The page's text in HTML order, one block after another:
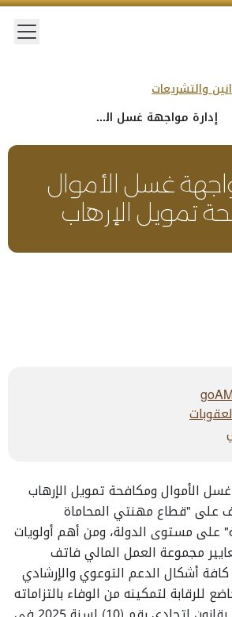
والتشريعات
إدارة مواجهة غسل الأموال ومكافحة تمويل الإرهاب
غسل الأموال
تمويل الإرهاب
الأموال ومكافحة تمويل الإرهاب
على "قطاع مهنتي المحاماة
على مستوى الدولة، ومن أهم أولويات
مجموعة العمل المالي فاتف
أشكال الدعم التوعوي والإرشادي
للرقابة لتمكينه من الوفاء بالتزاماته